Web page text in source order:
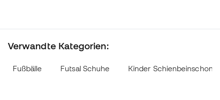
Verwandte Kategorien:
Fußbälle Futsal Schuhe Kinder Schienbeinschoner